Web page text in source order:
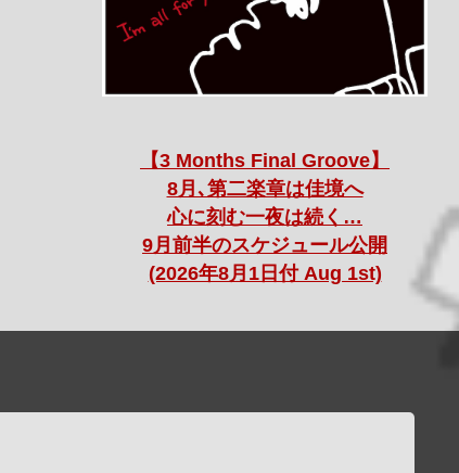
【3 Months Final Groove】
8月､第二楽章は佳境へ
心に刻む一夜は続く…
9月前半のスケジュール公開
(2026年8月1日付 Aug 1st)